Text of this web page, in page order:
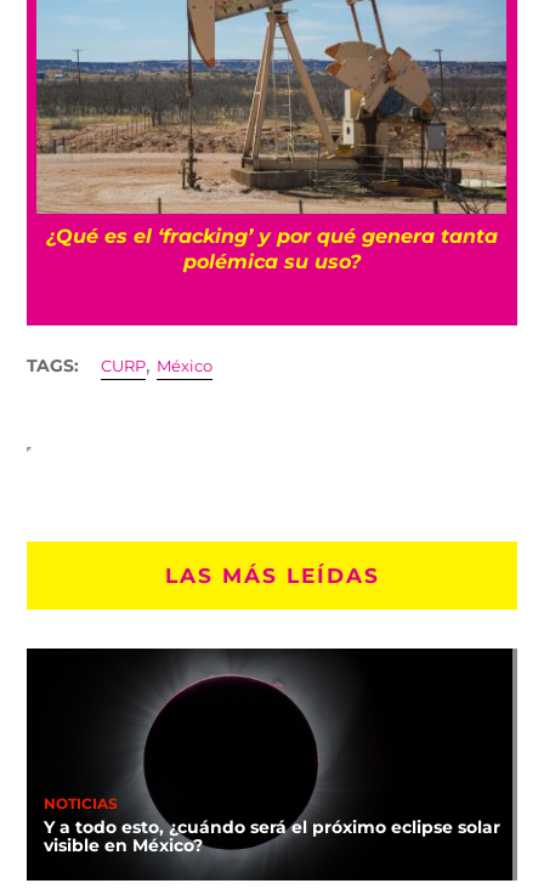
¡Por fin! México y Perú restablecen relaciones
diplomática
TAGS: CURP, México
LAS MÁS LEÍDAS
NOTICIAS
Y a todo esto, ¿cuándo será el próximo eclipse solar
visible en México?